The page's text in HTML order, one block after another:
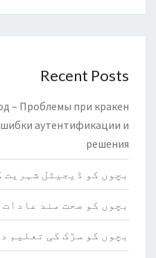
Recent Posts
– Проблемы при кракен
аутентификации и
решения
بچوں کو ڈیجیٹل شہریت
بچوں کو صحت مند
بچوں کو سڑک کی تعلیم